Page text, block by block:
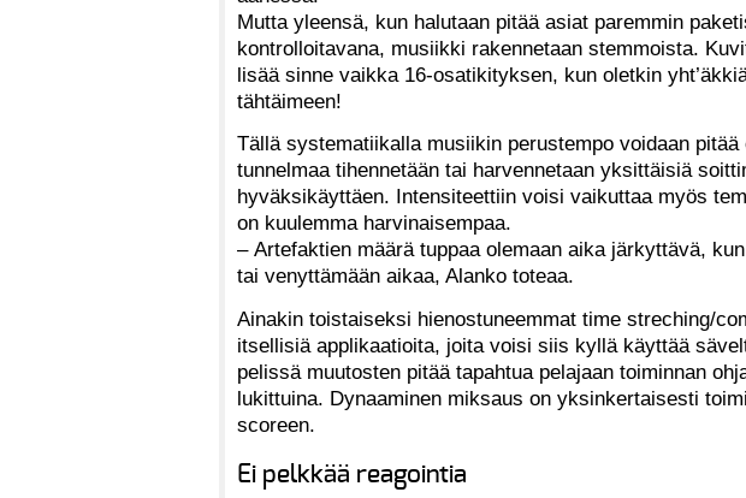
Mutta yleensä, kun halutaan pitää asiat paremmin
kontrolloitavana, musiikki rakennetaan stemmoista.
lisää sinne vaikka 16-osatikityksen, kun oletkin
tähtäimeen!
Tällä systematiikalla musiikin perustempo voidaan
tunnelmaa tihennetään tai harvennetaan yksittäisiä
hyväksikäyttäen. Intensiteettiin voisi vaikuttaa myös
on kuulemma harvinaisempaa.
– Artefaktien määrä tuppaa olemaan aika järkyttävä,
tai venyttämään aikaa, Alanko toteaa.
Ainakin toistaiseksi hienostuneemmat time streching/
itsellisiä applikaatioita, joita voisi siis kyllä käyttää
pelissä muutosten pitää tapahtua pelajaan toiminnan
lukittuina. Dynaaminen miksaus on yksinkertaisesti
scoreen.
Ei pelkkää reagointia